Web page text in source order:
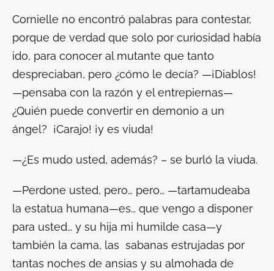
Cornielle no encontró palabras para contestar,
porque de verdad que solo por curiosidad había
ido, para conocer al mutante que tanto
despreciaban, pero ¿cómo le decía? —¡Diablos!
—pensaba con la razón y el entrepiernas—
¿Quién puede convertir en demonio a un
ángel? ¡Carajo! ¡y es viuda!
—¿Es mudo usted, además? – se burló la viuda.
—Perdone usted, pero… pero… —tartamudeaba
la estatua humana—es… que vengo a disponer
para usted… y su hija mi humilde casa—y
también la cama, las sabanas estrujadas por
tantas noches de ansias y su almohada de